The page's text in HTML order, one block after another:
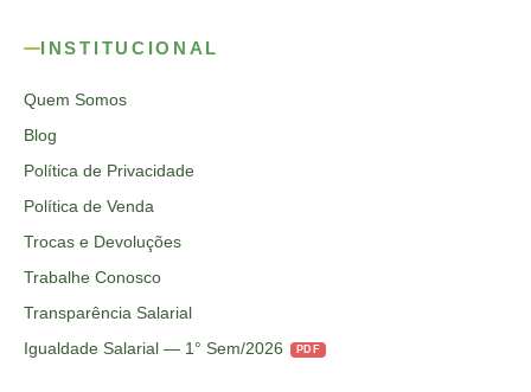
INSTITUCIONAL
Quem Somos
Blog
Política de Privacidade
Política de Venda
Trocas e Devoluções
Trabalhe Conosco
Transparência Salarial
Igualdade Salarial — 1° Sem/2026
PDF